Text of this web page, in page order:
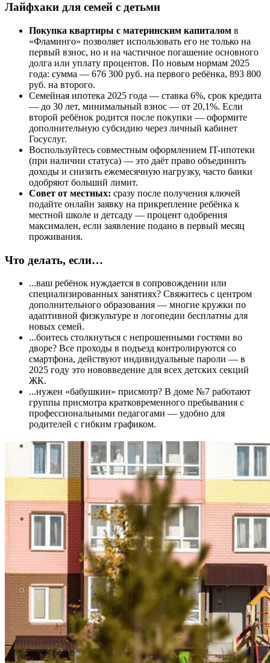
Лайфхаки для семей с детьми
Покупка квартиры с материнским капиталом в
«Фламинго» позволяет использовать его не только на
первый взнос, но и на частичное погашение основного
долга или уплату процентов. По новым нормам 2025
года: сумма — 676 300 руб. на первого ребёнка, 893 800
руб. на второго.
Семейная ипотека 2025 года — ставка 6%, срок кредита
— до 30 лет, минимальный взнос — от 20,1%. Если
второй ребёнок родится после покупки — оформите
дополнительную субсидию через личный кабинет
Госуслуг.
Воспользуйтесь совместным оформлением IT-ипотеки
(при наличии статуса) — это даёт право объединить
доходы и снизить ежемесячную нагрузку, часто банки
одобряют больший лимит.
Совет от местных: сразу после получения ключей
подайте онлайн заявку на прикрепление ребёнка к
местной школе и детсаду — процент одобрения
максимален, если заявление подано в первый месяц
проживания.
Что делать, если…
...ваш ребёнок нуждается в сопровождении или
специализированных занятиях? Свяжитесь с центром
дополнительного образования — многие кружки по
адаптивной физкультуре и логопедии бесплатны для
новых семей.
...боитесь столкнуться с непрошенными гостями во
дворе? Все проходы в подъезд контролируются со
смартфона, действуют индивидуальные пароли — в
2025 году это нововведение для всех детских секций
ЖК.
...нужен «бабушкин» присмотр? В доме №7 работают
группы присмотра кратковременного пребывания с
профессиональными педагогами — удобно для
родителей с гибким графиком.